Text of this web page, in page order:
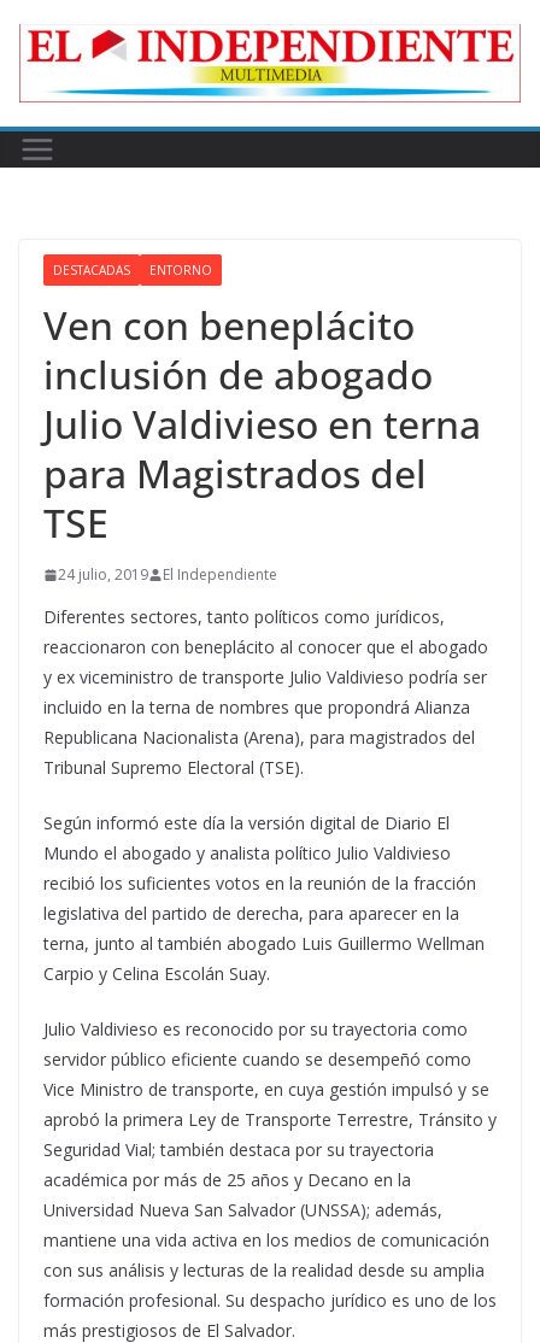
DESTACADAS ENTORNO
Ven con beneplácito
inclusión de abogado
Julio Valdivieso en terna
para Magistrados del
TSE
24 julio, 2019 El Independiente
Diferentes sectores, tanto políticos como jurídicos,
reaccionaron con beneplácito al conocer que el abogado
y ex viceministro de transporte Julio Valdivieso podría ser
incluido en la terna de nombres que propondrá Alianza
Republicana Nacionalista (Arena), para magistrados del
Tribunal Supremo Electoral (TSE).
Según informó este día la versión digital de Diario El
Mundo el abogado y analista político Julio Valdivieso
recibió los suficientes votos en la reunión de la fracción
legislativa del partido de derecha, para aparecer en la
terna, junto al también abogado Luis Guillermo Wellman
Carpio y Celina Escolán Suay.
Julio Valdivieso es reconocido por su trayectoria como
servidor público eficiente cuando se desempeñó como
Vice Ministro de transporte, en cuya gestión impulsó y se
aprobó la primera Ley de Transporte Terrestre, Tránsito y
Seguridad Vial; también destaca por su trayectoria
académica por más de 25 años y Decano en la
Universidad Nueva San Salvador (UNSSA); además,
mantiene una vida activa en los medios de comunicación
con sus análisis y lecturas de la realidad desde su amplia
formación profesional. Su despacho jurídico es uno de los
más prestigiosos de El Salvador.